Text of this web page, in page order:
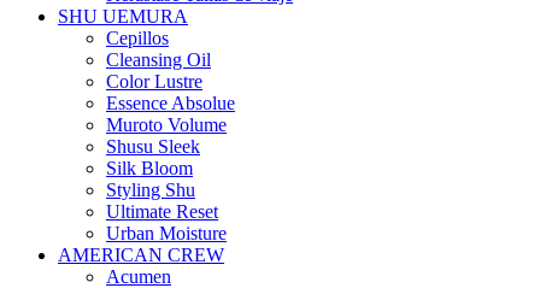
SHU UEMURA
Cepillos
Cleansing Oil
Color Lustre
Essence Absolue
Muroto Volume
Shusu Sleek
Silk Bloom
Styling Shu
Ultimate Reset
Urban Moisture
AMERICAN CREW
Acumen